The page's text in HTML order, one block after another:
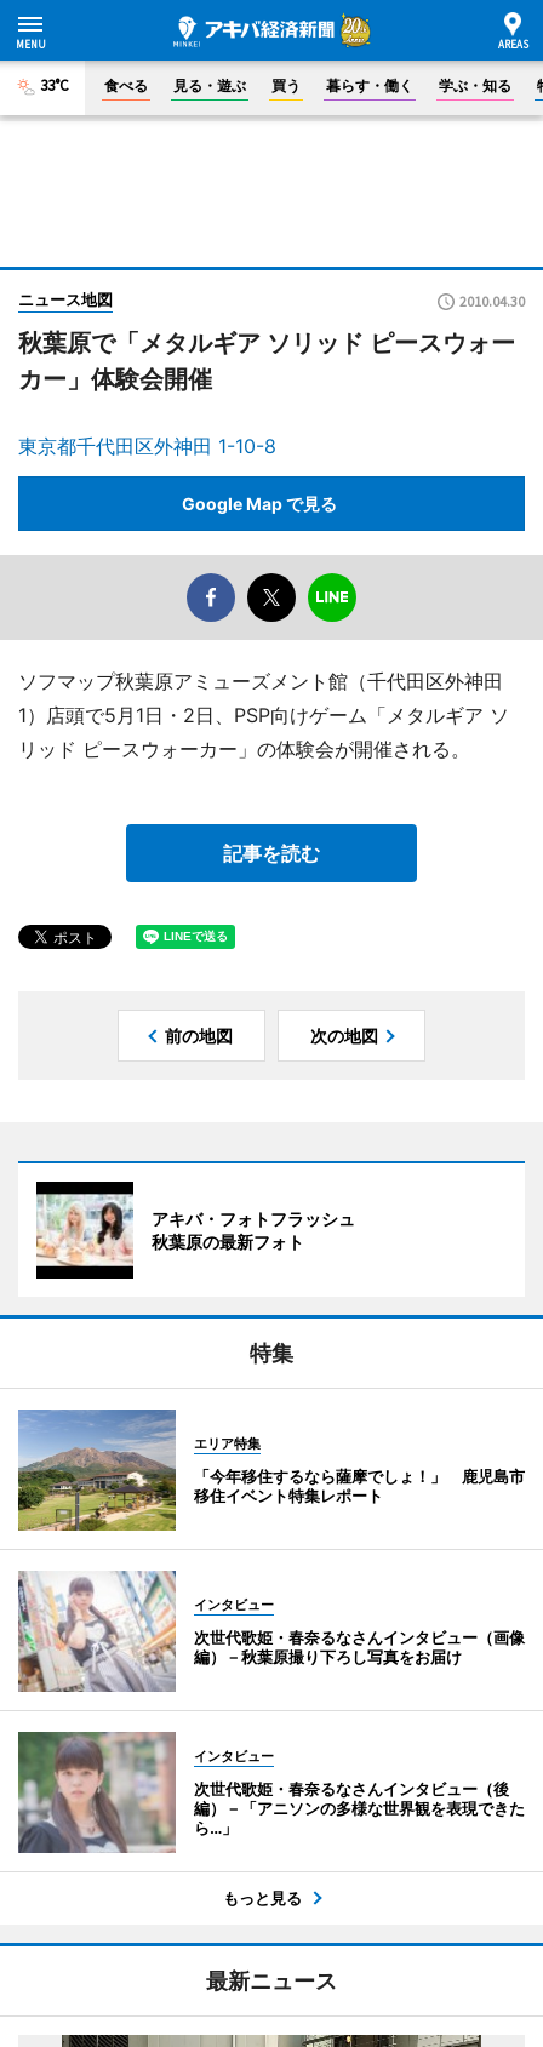
33°C 食べる 見る・遊ぶ 買う 暮らす・働く 学ぶ・知る
ニュース地図 2010.04.30
秋葉原で「メタルギア ソリッド ピースウォー
カー」体験会開催
東京都千代田区外神田 1-10-8
Google Map で見る
ソフマップ秋葉原アミューズメント館（千代田区外神田
1）店頭で5月1日・2日、PSP向けゲーム「メタルギア ソ
リッド ピースウォーカー」の体験会が開催される。
記事を読む
前の地図 次の地図
アキバ・フォトフラッシュ
秋葉原の最新フォト
特集
エリア特集
「今年移住するなら薩摩でしょ！」 鹿児島市
移住イベント特集レポート
インタビュー
次世代歌姫・春奈るなさんインタビュー（画像
編）－秋葉原撮り下ろし写真をお届け
インタビュー
次世代歌姫・春奈るなさんインタビュー（後
編）－「アニソンの多様な世界観を表現できた
ら…」
もっと見る
最新ニュース